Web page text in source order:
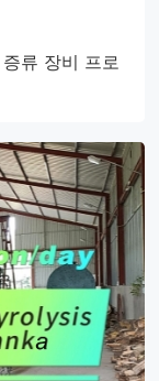
류 장비 프로